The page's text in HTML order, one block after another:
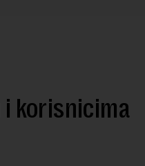
korisnicima